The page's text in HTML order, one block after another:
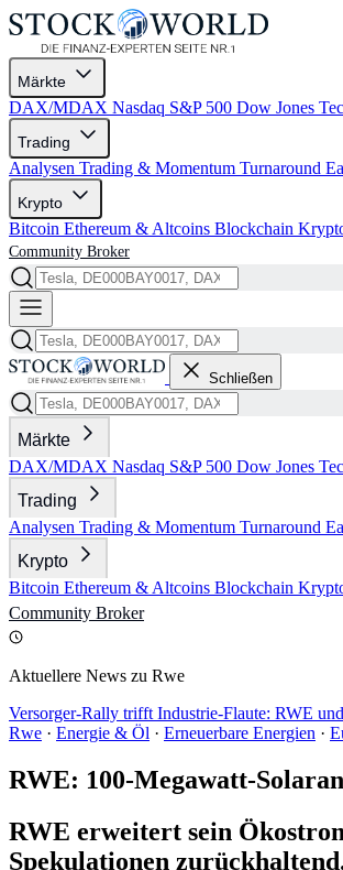
Märkte
DAX/MDAX Nasdaq S&P 500 Dow Jones
Trading
Analysen Trading & Momentum Turnaround
Krypto
Bitcoin Ethereum & Altcoins Blockchain
Community Broker
Schließen
Märkte
DAX/MDAX Nasdaq S&P 500 Dow Jones
Trading
Analysen Trading & Momentum Turnaround
Krypto
Bitcoin Ethereum & Altcoins Blockchain
Community Broker
Aktuellere News zu Rwe
Versorger-Rally trifft Industrie-Flaute: RWE
Rwe · Energie & Öl · Erneuerbare Energien ·
RWE: 100-Megawatt-
RWE erweitert sein
Spekulationen